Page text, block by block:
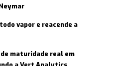
vapor e reacende a
maturidade real em